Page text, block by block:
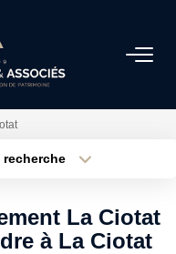
min
La Ciotat
à La Ciotat